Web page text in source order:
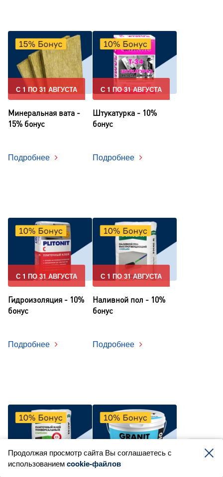
С 1 ПО 31 АВГУСТА
Минеральная вата -
15% бонус
Подробнее
С 1 ПО 31 АВГУСТА
Штукатурка - 10%
бонус
Подробнее
С 1 ПО 31 АВГУСТА
Гидроизоляция - 10%
бонус
Подробнее
С 1 ПО 31 АВГУСТА
Наливной пол - 10%
бонус
Подробнее
С 1 ПО 31 АВГУСТА С 1 ПО 31 АВГУСТА
Продолжая просмотр сайта Вы соглашаетесь с
использованиемcookie-файлов